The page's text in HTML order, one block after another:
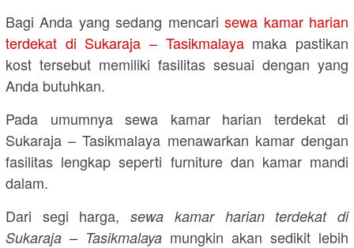
Bagi Anda yang sedang mencarisewa kamar harian
terdekat di Sukaraja – Tasikmalayamaka pastikan
kost tersebut memiliki fasilitas sesuai dengan yang
Anda butuhkan.
Pada umumnya sewa kamar harian terdekat di
Sukaraja – Tasikmalaya menawarkan kamar dengan
fasilitas lengkap seperti furniture dan kamar mandi
dalam.
Dari segi harga,sewa kamar harian terdekat di
Sukaraja – Tasikmalaya mungkin akan sedikit lebih